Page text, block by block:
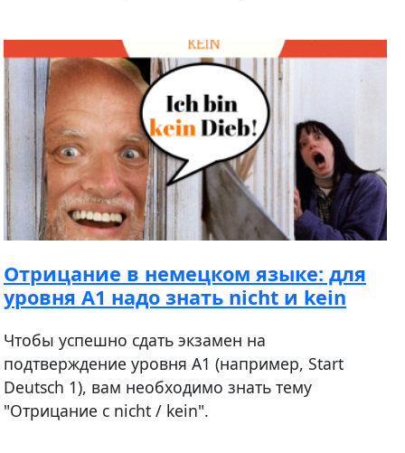
Отрицание в немецком языке: для
уровня А1 надо знать nicht и kein
Чтобы успешно сдать экзамен на
подтверждение уровня A1 (например, Start
Deutsch 1), вам необходимо знать тему
"Отрицание с nicht / kein".